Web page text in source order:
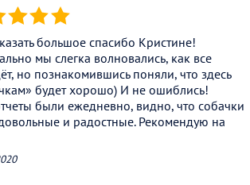
(*) (*) (*)
большое спасибо Кристине!
мы слегка волновались, как все
но познакомившись поняли, что здесь
будет хорошо) И не ошиблись!
были ежедневно, видно, что собачки
и радостные. Рекомендую на